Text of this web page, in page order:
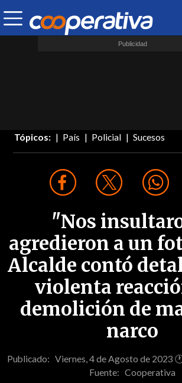
Tópicos: País Policial Sucesos
"Nos
agredieron a un
Alcalde contó
violenta
demolición de
narco
Publicado: Viernes, 4 de Agosto de 2023
Fuente: Cooperativa